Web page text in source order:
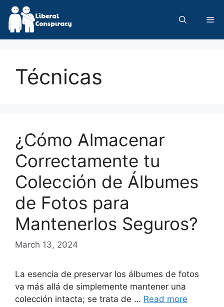
Skip
content
Técnicas
¿Cómo Almacenar
Correctamente tu
Colección de Álbumes
de Fotos para
Mantenerlos Seguros?
March 13, 2024
La esencia de preservar los álbumes de fotos
va más allá de simplemente mantener una
colección intacta; se trata de … Read more